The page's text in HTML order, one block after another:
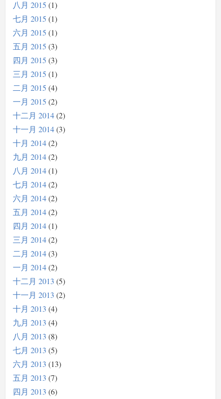
八月 2015 1
七月 2015 1
六月 2015 1
五月 2015 3
四月 2015 3
三月 2015 1
二月 2015 4
一月 2015 2
十二月 2014 2
十一月 2014 3
十月 2014 2
九月 2014 2
八月 2014 1
七月 2014 2
六月 2014 2
五月 2014 2
四月 2014 1
三月 2014 2
二月 2014 3
一月 2014 2
十二月 2013 5
十一月 2013 2
十月 2013 4
九月 2013 4
八月 2013 8
七月 2013 5
六月 2013 13
五月 2013 7
四月 2013 6